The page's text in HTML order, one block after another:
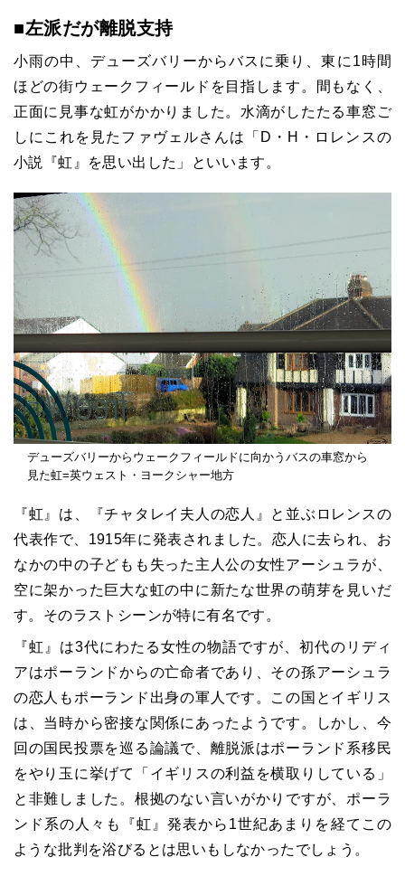
■左派だが離脱支持
小雨の中、デューズバリーからバスに乗り、東に1時間
ほどの街ウェークフィールドを目指します。間もなく、
正面に見事な虹がかかりました。水滴がしたたる車窓ご
しにこれを見たファヴェルさんは「D・H・ロレンスの
小説『虹』を思い出した」といいます。
デューズバリーからウェークフィールドに向かうバスの車窓から
見た虹=英ウェスト・ヨークシャー地方
『虹』は、『チャタレイ夫人の恋人』と並ぶロレンスの
代表作で、1915年に発表されました。恋人に去られ、お
なかの中の子どもも失った主人公の女性アーシュラが、
空に架かった巨大な虹の中に新たな世界の萌芽を見いだ
す。そのラストシーンが特に有名です。
『虹』は3代にわたる女性の物語ですが、初代のリディ
アはポーランドからの亡命者であり、その孫アーシュラ
の恋人もポーランド出身の軍人です。この国とイギリス
は、当時から密接な関係にあったようです。しかし、今
回の国民投票を巡る論議で、離脱派はポーランド系移民
をやり玉に挙げて「イギリスの利益を横取りしている」
と非難しました。根拠のない言いがかりですが、ポーラ
ンド系の人々も『虹』発表から1世紀あまりを経てこの
ような批判を浴びるとは思いもしなかったでしょう。